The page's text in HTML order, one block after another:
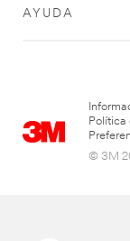
AYUDA
Política
© 3M